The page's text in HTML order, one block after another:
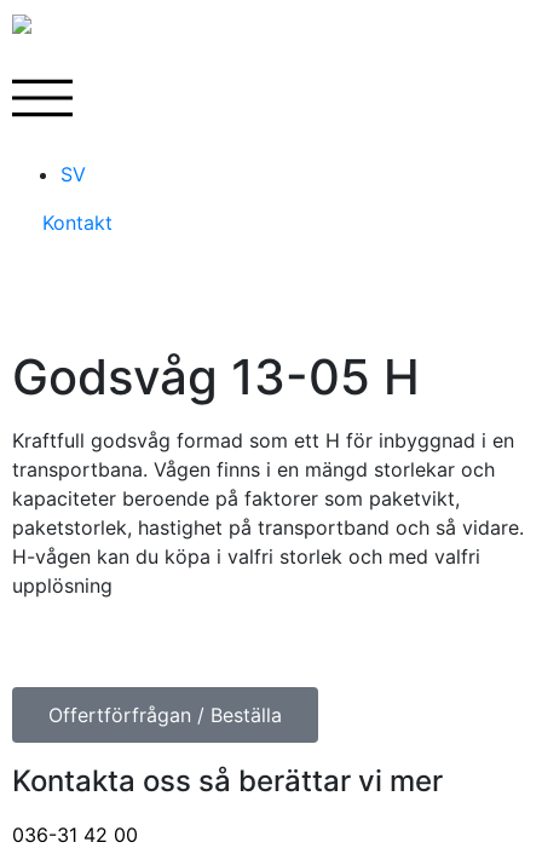
SV
Kontakt
Godsvåg 13-05 H
Kraftfull godsvåg formad som ett H för inbyggnad i en
transportbana. Vågen finns i en mängd storlekar och
kapaciteter beroende på faktorer som paketvikt,
paketstorlek, hastighet på transportband och så vidare.
H-vågen kan du köpa i valfri storlek och med valfri
upplösning
Offertförfrågan / Beställa
Kontakta oss så berättar vi mer
036-31 42 00